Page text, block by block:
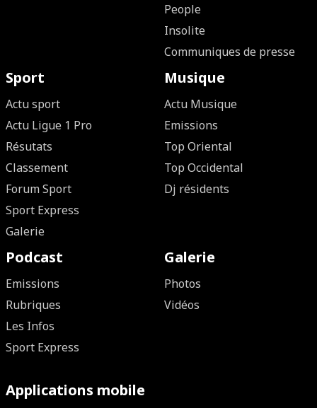
People
Insolite
Communiques de presse
Sport
Actu sport
Actu Ligue 1 Pro
Résutats
Classement
Forum Sport
Sport Express
Galerie
Musique
Actu Musique
Emissions
Top Oriental
Top Occidental
Dj résidents
Podcast
Emissions
Rubriques
Les Infos
Sport Express
Galerie
Photos
Vidéos
Applications mobile